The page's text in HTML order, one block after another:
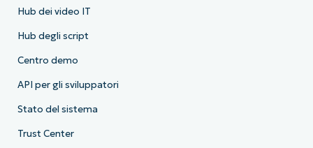
Hub dei video IT
Hub degli script
Centro demo
API per gli sviluppatori
Stato del sistema
Trust Center